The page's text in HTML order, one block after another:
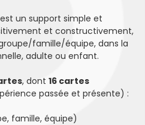
un support simple et
et constructivement,
famille/équipe, dans la
adulte ou enfant.
, dont 16 cartes
passée et présente) :
famille, équipe)